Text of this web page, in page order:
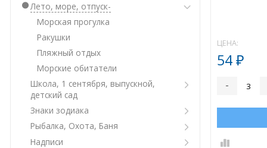
Лето, море, отпуск-
Морская прогулка
Ракушки
Пляжный отдых
Морские обитатели
Школа, 1 сентября, выпускной,
детский сад
Знаки зодиака
Рыбалка, Охота, Баня
Надписи
ЦЕНА:
54₽
-